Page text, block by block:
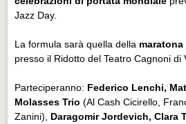
Jazz Day.
La formula sarà quella della
presso il Ridotto del Teatro Cagnoni di
Parteciperanno: Federico Lenchi,
Molasses Trio (Al Cash Cicirello,
Zanini), Daragomir Jordevich, Clara